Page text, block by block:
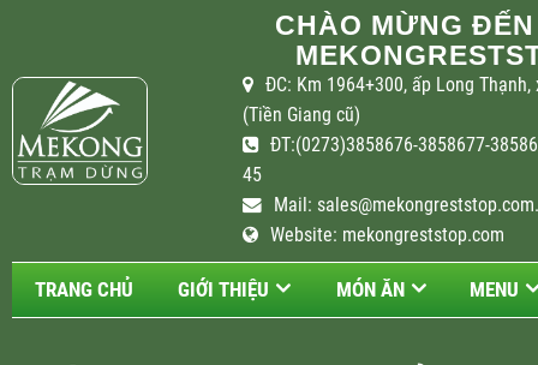
CHÀO MỪNG
ĐC: Km 1964+300, ấp Long
(Tiền Giang cũ)
ĐT:(0273)3858676-3858677-
45
Mail:
Website: mekongreststop.com
TRANG CHỦ GIỚI THIỆU MÓN ĂN MENU